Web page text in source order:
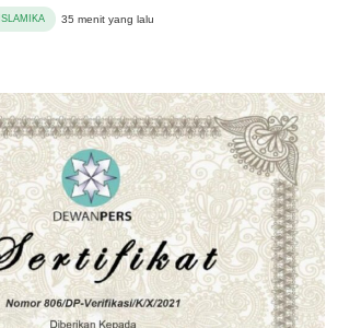
ISLAMIKA 35 menit yang lalu